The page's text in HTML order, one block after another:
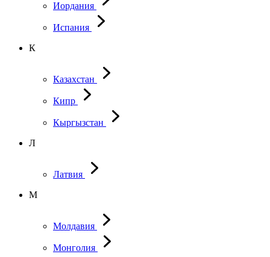
Иордания
Испания
К
Казахстан
Кипр
Кыргызстан
Л
Латвия
М
Молдавия
Монголия